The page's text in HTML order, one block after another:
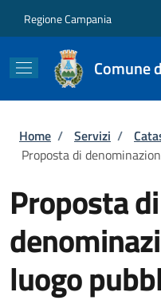
Regione Campania
Comune
Briciole di
Home / Servizi /
Proposta di
Proposta di
luogo